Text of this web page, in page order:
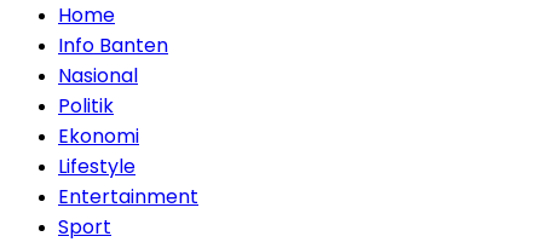
Home
Info Banten
Nasional
Politik
Ekonomi
Lifestyle
Entertainment
Sport